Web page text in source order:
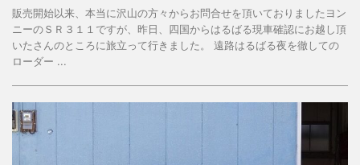
販売開始以来、本当に沢山の方々からお問合せを頂いておりましたヨン
ニーのＳＲ３１１ですが、昨日、四国からはるばる現車確認にお越し頂
いたさんのところに旅立って行きました。 遠路はるばる夜を徹しての
ローダー ...